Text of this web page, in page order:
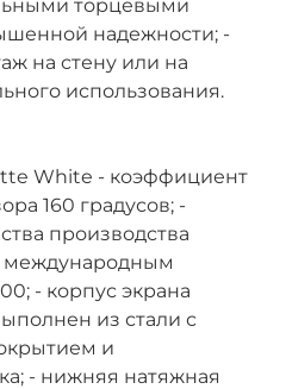
торцевыми
надежности; -
на стену или на
использования.
White - коэффициент
160 градусов; -
производства
международным
- корпус экрана
из стали с
и
- нижняя натяжная